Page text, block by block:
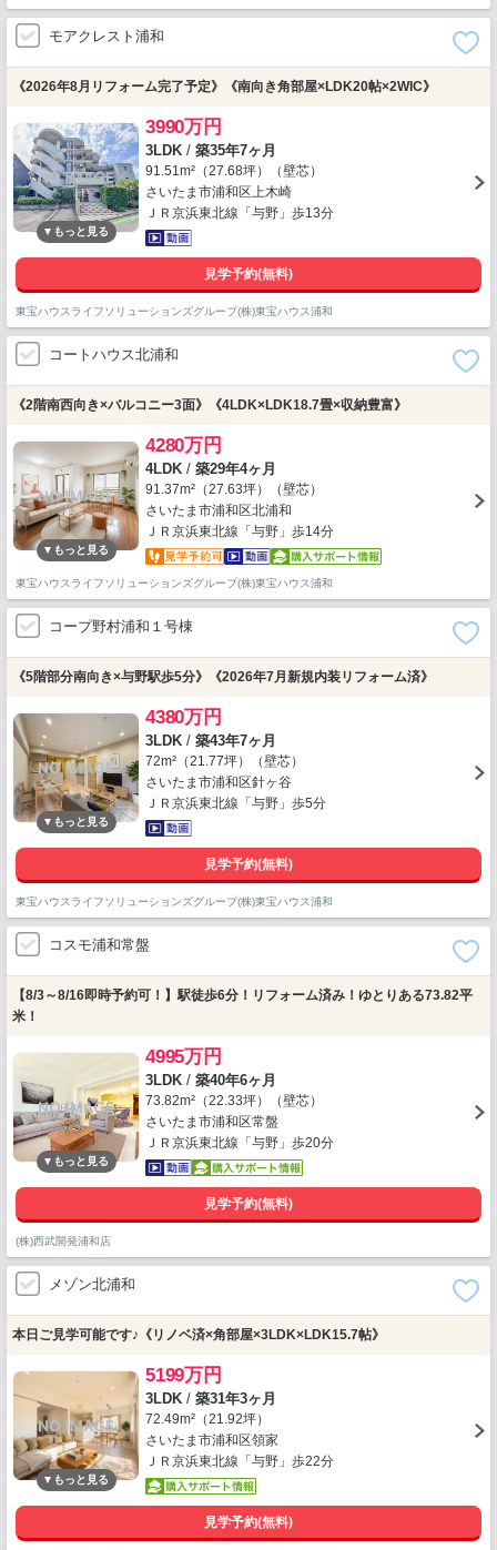
モアクレスト浦和
《2026年8月リフォーム完了予定》《南向き角部屋×LDK20帖×2WIC》
3990万円
3LDK / 築35年7ヶ月
91.51m²（27.68坪）（壁芯）
さいたま市浦和区上木崎
ＪＲ京浜東北線「与野」歩13分
見学予約(無料)
東宝ハウスライフソリューションズグループ(株)東宝ハウス浦和
コートハウス北浦和
《2階南西向き×バルコニー3面》《4LDK×LDK18.7畳×収納豊富》
4280万円
4LDK / 築29年4ヶ月
91.37m²（27.63坪）（壁芯）
さいたま市浦和区北浦和
ＪＲ京浜東北線「与野」歩14分
東宝ハウスライフソリューションズグループ(株)東宝ハウス浦和
コープ野村浦和１号棟
《5階部分南向き×与野駅歩5分》《2026年7月新規内装リフォーム済》
4380万円
3LDK / 築43年7ヶ月
72m²（21.77坪）（壁芯）
さいたま市浦和区針ヶ谷
ＪＲ京浜東北線「与野」歩5分
見学予約(無料)
東宝ハウスライフソリューションズグループ(株)東宝ハウス浦和
コスモ浦和常盤
【8/3～8/16即時予約可！】駅徒歩6分！リフォーム済み！ゆとりある73.82平
米！
4995万円
3LDK / 築40年6ヶ月
73.82m²（22.33坪）（壁芯）
さいたま市浦和区常盤
ＪＲ京浜東北線「与野」歩20分
見学予約(無料)
(株)西武開発浦和店
メゾン北浦和
本日ご見学可能です♪《リノベ済×角部屋×3LDK×LDK15.7帖》
5199万円
3LDK / 築31年3ヶ月
72.49m²（21.92坪）
さいたま市浦和区領家
ＪＲ京浜東北線「与野」歩22分
見学予約(無料)